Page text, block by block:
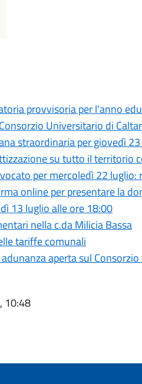
provvisoria per l'anno
Universitario di
straordinaria per giovedì
su tutto il territorio
per mercoledì 22 luglio:
online per presentare la
13 luglio alle ore 18:00
nella c.da Milicia Bassa
tariffe comunali
aperta sul
10:48